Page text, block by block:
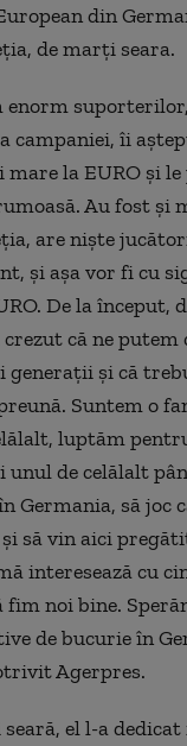
din
de marţi seara.
enorm
campaniei, îi
la EURO şi
Au fost şi
are nişte
şi aşa vor fi cu
De la început,
că ne putem
generaţii şi că
Suntem o
luptăm
de celălalt
Germania, să joc
să vin aici
interesează cu
noi bine.
de bucurie în
Agerpres.
el l-a